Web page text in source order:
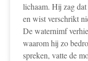
lichaam. Hij zag
en wist verschrikt
De waternimf
waarom hij zo
spreken, vatte de